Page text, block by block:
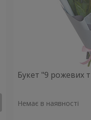
Букет "9 рожевих
Немає в наявності